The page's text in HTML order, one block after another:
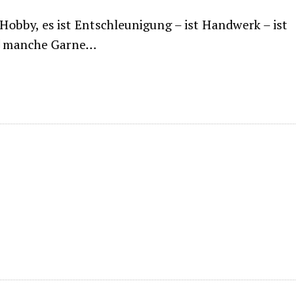
es ist Entschleunigung – ist Handwerk – ist
Garne…